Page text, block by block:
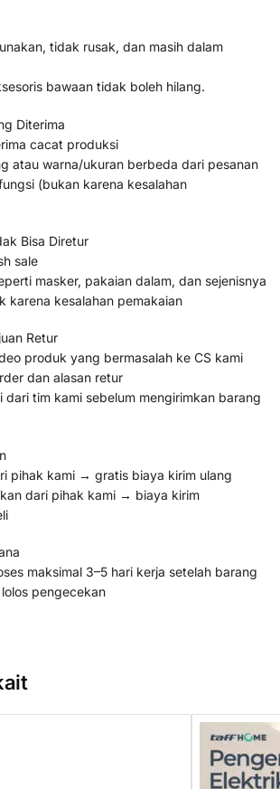
tidak rusak, dan masih dalam
bawaan tidak boleh hilang.
Diterima
cacat produksi
atau warna/ukuran berbeda dari pesanan
(bukan karena kesalahan
Bisa Diretur
sale
masker, pakaian dalam, dan sejenisnya
karena kesalahan pemakaian
Retur
produk yang bermasalah ke CS kami
dan alasan retur
dari tim kami sebelum mengirimkan barang
pihak kami → gratis biaya kirim ulang
dari pihak kami → biaya kirim
maksimal 3–5 hari kerja setelah barang
pengecekan